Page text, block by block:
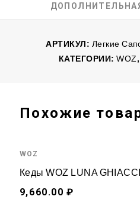
АРТИКУЛ: Легкие
КАТЕГОРИИ:WOZ
Похожие
WOZ
Кеды WOZ LUNA
9,660.00 ₽